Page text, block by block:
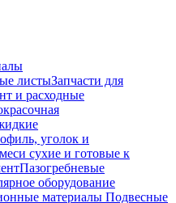
листыЗапчасти для
и расходные
уголок и
сухие и готовые к
Пазогребневые
оборудование
материалы Подвесные